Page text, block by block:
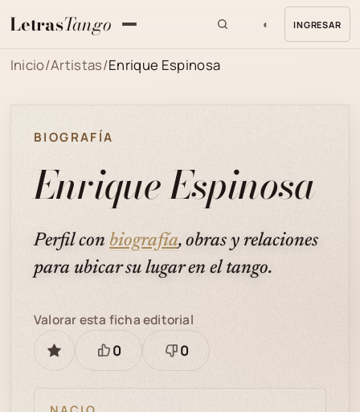
LetrasTango ◐ INGRESAR
Inicio/Artistas/Enrique Espinosa
BIOGRAFÍA
Enrique Espinosa
Perfil con biografía, obras y relaciones
para ubicar su lugar en el tango.
GUARDAR
Valorar esta ficha editorial
Está
0
Necesita
0